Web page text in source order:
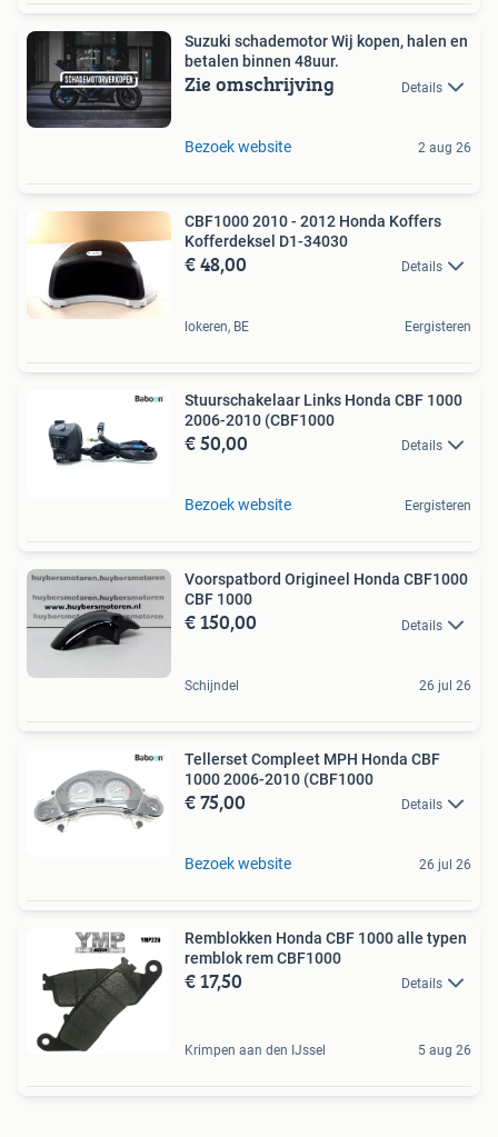
Suzuki schademotor Wij kopen, halen en
betalen binnen 48uur.
Zie omschrijving Details
Bezoek website 2 aug 26
CBF1000 2010 - 2012 Honda Koffers
Kofferdeksel D1-34030
€ 48,00 Details
lokeren, BE Eergisteren
Stuurschakelaar Links Honda CBF 1000
2006-2010 (CBF1000
€ 50,00 Details
Bezoek website Eergisteren
Voorspatbord Origineel Honda CBF1000
CBF 1000
€ 150,00 Details
Schijndel 26 jul 26
Tellerset Compleet MPH Honda CBF
1000 2006-2010 (CBF1000
€ 75,00 Details
Bezoek website 26 jul 26
Remblokken Honda CBF 1000 alle typen
remblok rem CBF1000
€ 17,50 Details
Krimpen aan den IJssel 5 aug 26